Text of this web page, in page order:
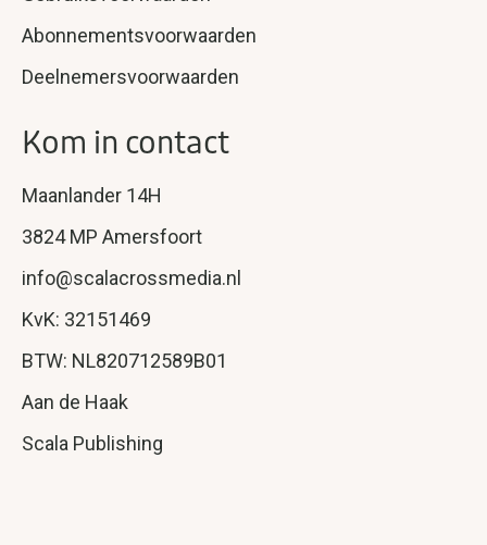
Abonnementsvoorwaarden
Deelnemersvoorwaarden
Kom in contact
Maanlander 14H
3824 MP Amersfoort
info@scalacrossmedia.nl
KvK: 32151469
BTW: NL820712589B01
Aan de Haak
Scala Publishing